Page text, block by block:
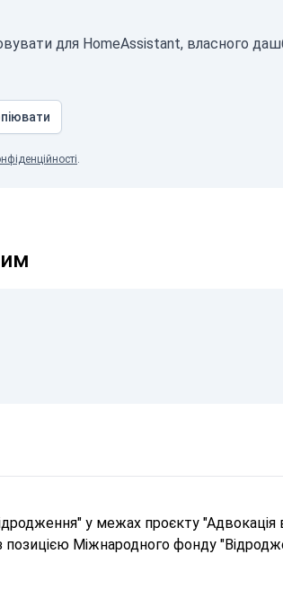
для HomeAssistant, власного
.
у межах проєкту "Адвокація
позицією Міжнародного фонду